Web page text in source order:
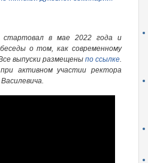
стартовал в мае 2022 года и
о том, как современному
выпуски размещены по ссылке.
активном участии ректора